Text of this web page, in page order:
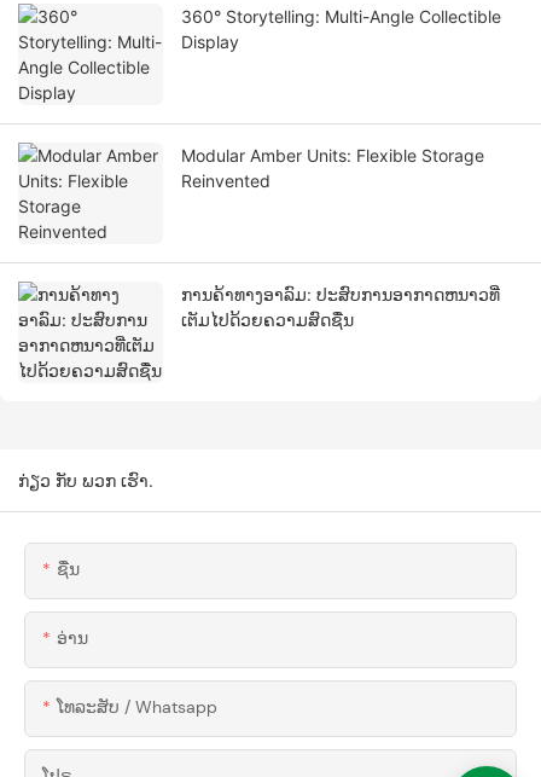
360° Storytelling: Multi-Angle Collectible
Display
Modular Amber Units: Flexible Storage
Reinvented
ການຄ້າທາງອາລົມ: ປະສົບການອາກາດຫນາວທີ່
ເຕັມໄປດ້ວຍຄວາມສົດຊື່ນ
ກ່ຽວ ກັບ ພວກ ເຮົາ.
ຊື່ນ
ອ່ານ
ໂທລະສັບ / Whatsapp